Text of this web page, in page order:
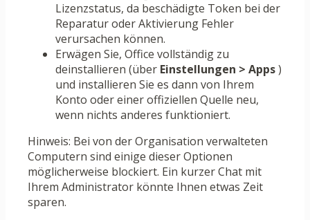
Lizenzstatus, da beschädigte Token bei der
Reparatur oder Aktivierung Fehler
verursachen können.
Erwägen Sie, Office vollständig zu
deinstallieren (über Einstellungen > Apps)
und installieren Sie es dann von Ihrem
Konto oder einer offiziellen Quelle neu,
wenn nichts anderes funktioniert.
Hinweis: Bei von der Organisation verwalteten
Computern sind einige dieser Optionen
möglicherweise blockiert. Ein kurzer Chat mit
Ihrem Administrator könnte Ihnen etwas Zeit
sparen.